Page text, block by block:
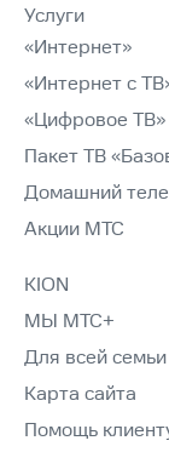
Услуги
«Интернет»
«Интернет с
«Цифровое ТВ»
Пакет ТВ
Домашний
Акции МТС
KION
МЫ МТС+
Для всей семьи
Карта сайта
Помощь